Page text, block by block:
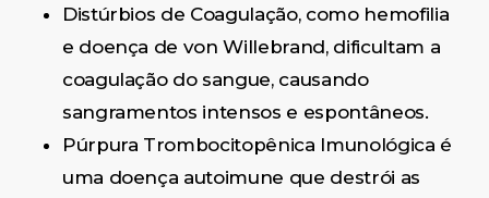
Distúrbios de Coagulação, como hemofilia
e doença de von Willebrand, dificultam a
coagulação do sangue, causando
sangramentos intensos e espontâneos.
Púrpura Trombocitopênica Imunológica é
uma doença autoimune que destrói as